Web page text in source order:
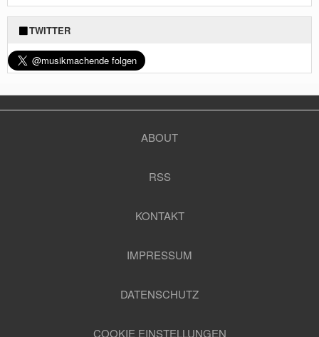
TWITTER
ABOUT
RSS
KONTAKT
IMPRESSUM
DATENSCHUTZ
COOKIE EINSTELLUNGEN